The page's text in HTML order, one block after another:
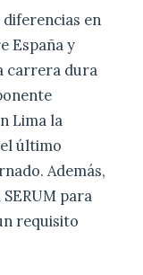
en
España y
carrera dura
Lima la
último
Además,
para
requisito